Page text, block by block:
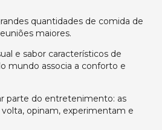
quantidades de comida de
maiores.
e sabor característicos de
mundo associa a conforto e
parte do entretenimento: as
opinam, experimentam e